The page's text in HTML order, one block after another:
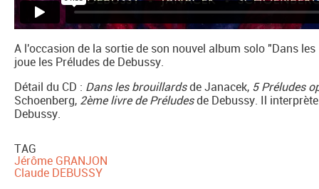
A l'occasion de la sortie de son nouvel album solo "Dans
joue les Préludes de Debussy.
Détail du CD : Dans les brouillardsde Janacek, 5 Préludes
Schoenberg, 2ème livre de Préludesde Debussy. Il
Debussy.
TAG
Jérôme GRANJON
Claude DEBUSSY